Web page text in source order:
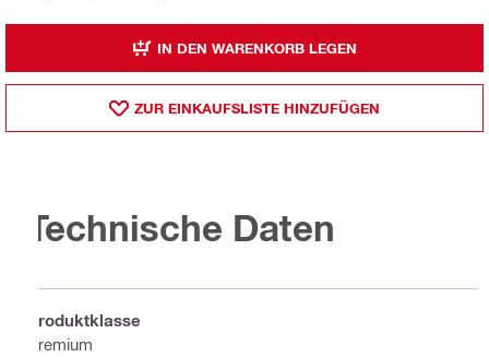
IN DEN WARENKORB LEGEN
ZUR EINKAUFSLISTE HINZUFÜGEN
Technische Daten
Produktklasse
Premium